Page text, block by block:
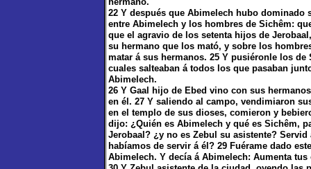
22 Y después que Abimelech hubo
entre Abimelech y los hombres de Sichêm:
que el agravio de los setenta hijos de
su hermano que los mató, y sobre los
matar á sus hermanos. 25 Y pusiéronle los
cuales salteaban á todos los que pasaban
Abimelech.
26 Y Gaal hijo de Ebed vino con sus
en él. 27 Y saliendo al campo, vendimiaron
en el templo de sus dioses, comieron y
dijo: ¿Quién es Abimelech y qué es Sichêm,
Jerobaal? ¿y no es Zebul su asistente?
habíamos de servir á él? 29 Fuérame dado
Abimelech. Y decía á Abimelech: Aumenta tus